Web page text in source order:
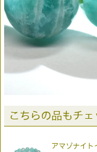
こちらの品もチ
アマゾナイ